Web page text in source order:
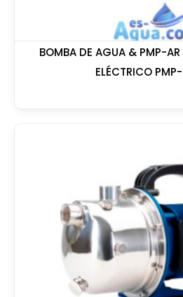
BOMBA DE AGUA & PMP-AR
ELÉCTRICO